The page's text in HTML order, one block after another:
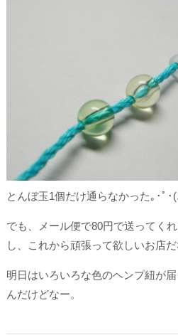
とんぼ玉1個だけ通らなかった｡･ﾟ･
でも、メール便で80円で送ってく
し、これから頑張って欲しいお店だ
明日はいろいろな色のヘンプ紐が
んだけどなー。